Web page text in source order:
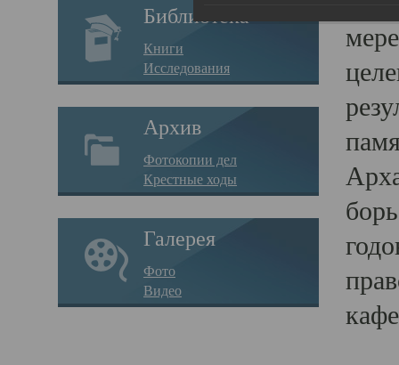
Библиотека
Книги
Исследования
Архив
Фотокопии дел
Крестные ходы
Галерея
Фото
Видео